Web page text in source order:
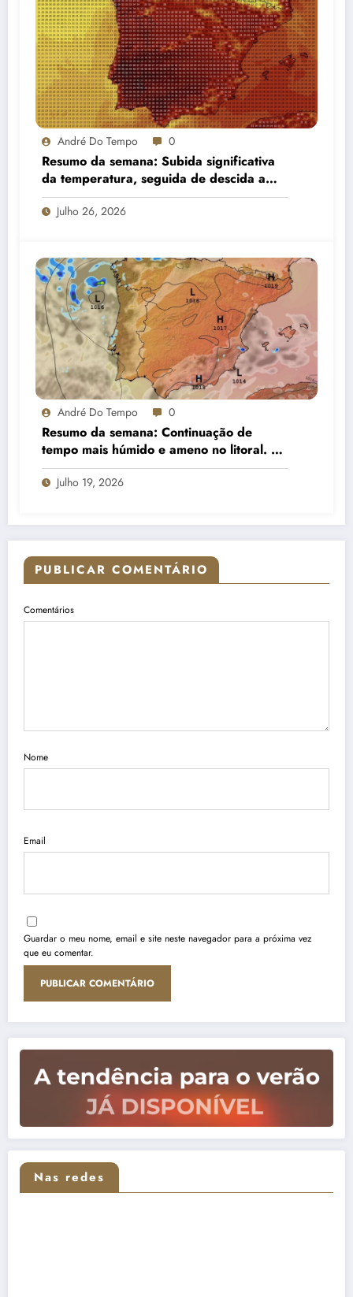
André Do Tempo 0
Resumo da semana: Subida significativa
da temperatura, seguida de descida a
partir do meio da semana e aumento de
nebulosidade
Julho 26, 2026
André Do Tempo 0
Resumo da semana: Continuação de
tempo mais húmido e ameno no litoral. No
interior, subida da temperatura e menos
nuvens
Julho 19, 2026
PUBLICAR COMENTÁRIO
Comentários
Nome
Email
Guardar o meu nome, email e site neste navegador para a próxima vez
que eu comentar.
Nas redes